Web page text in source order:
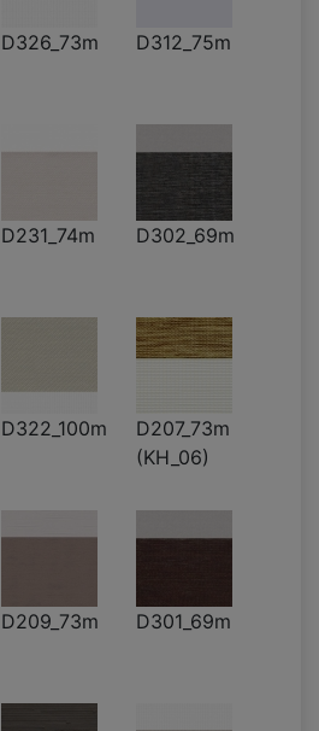
D326_73m D312_75m
D231_74m D302_69m
D322_100m
D207_73m
(KH_06)
D209_73m D301_69m